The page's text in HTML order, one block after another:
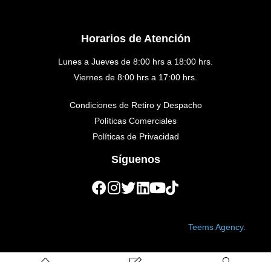
Horarios de Atención
Lunes a Jueves de 8:00 hrs a 18:00 hrs.
Viernes de 8:00 hrs a 17:00 hrs.
Condiciones de Retiro y Despacho
Políticas Comerciales
Políticas de Privacidad
Síguenos
Teems Agency.